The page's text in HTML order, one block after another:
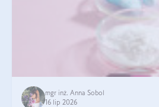
mgr inż. Anna Sobol
16 lip 2026